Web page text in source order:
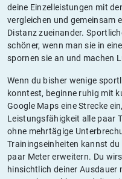
deine Einzelleistungen mit
vergleichen und gemeinsam
Distanz zueinander.
schöner, wenn man sie in
spornen sie an und machen
Wenn du bisher wenige
konntest, beginne ruhig mit
Google Maps eine Strecke
Leistungsfähigkeit alle paar
ohne mehrtägige
Trainingseinheiten kannst
paar Meter erweitern. Du
hinsichtlich deiner Ausdauer